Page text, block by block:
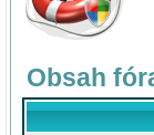
Obsah